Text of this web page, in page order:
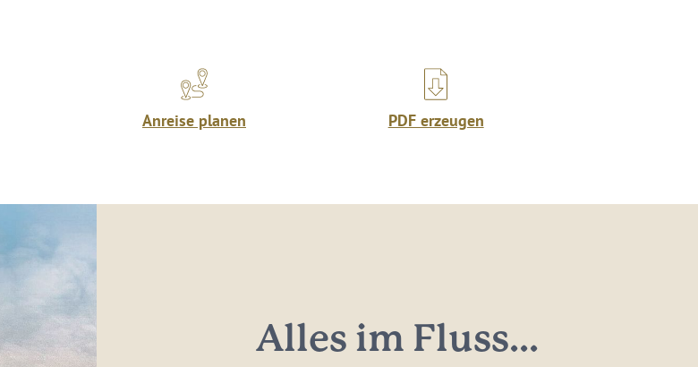
Anreise planen PDF erzeugen
Alles im Fluss...